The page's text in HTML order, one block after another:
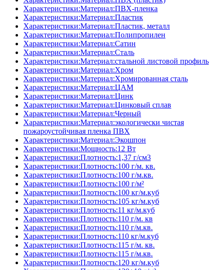
Характеристики:Материал:ПВХ-пленка
Характеристики:Материал:Пластик
Характеристики:Материал:Пластик, металл
Характеристики:Материал:Полипропилен
Характеристики:Материал:Сатин
Характеристики:Материал:Сталь
Характеристики:Материал:стальной листовой профиль
Характеристики:Материал:Хром
Характеристики:Материал:Хромированная сталь
Характеристики:Материал:ЦАМ
Характеристики:Материал:Цинк
Характеристики:Материал:Цинковый сплав
Характеристики:Материал:Черный
Характеристики:Материал:экологически чистая
пожароустойчивая пленка ПВХ
Характеристики:Материал:Экошпон
Характеристики:Мощность:12 Вт
Характеристики:Плотность:1,37 г/см3
Характеристики:Плотность:100 г/м. кв.
Характеристики:Плотность:100 г/м.кв.
Характеристики:Плотность:100 г/м²
Характеристики:Плотность:100 кг/м.куб
Характеристики:Плотность:105 кг/м.куб
Характеристики:Плотность:11 кг/м.куб
Характеристики:Плотность:110 г/м. кв
Характеристики:Плотность:110 г/м.кв.
Характеристики:Плотность:110 кг/м.куб
Характеристики:Плотность:115 г/м. кв.
Характеристики:Плотность:115 г/м.кв.
Характеристики:Плотность:120 кг/м.куб